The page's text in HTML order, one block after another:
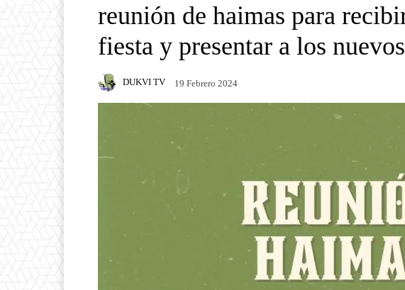
reunión de haimas para
fiesta y presentar a los
DUKVI TV 19 Febrero 2024